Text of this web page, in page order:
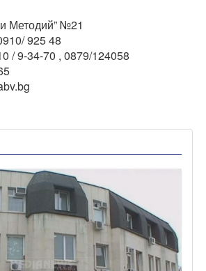
Методий” №21
925 48
/ 9-34-70 , 0879/124058